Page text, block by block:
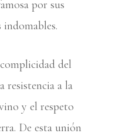
por sus
del
resistencia a la
y el respeto
De esta unión